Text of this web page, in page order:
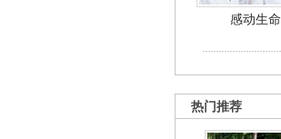
感动生命
热门推荐